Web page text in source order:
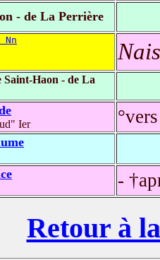
- de La Perrière
Saint-Haon - de La
Ier
-
Retour à